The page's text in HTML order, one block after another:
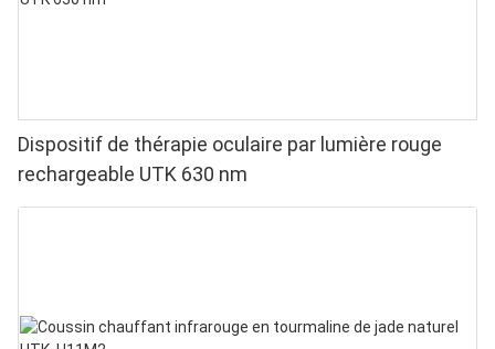
Dispositif de thérapie oculaire par lumière rouge
rechargeable UTK 630 nm